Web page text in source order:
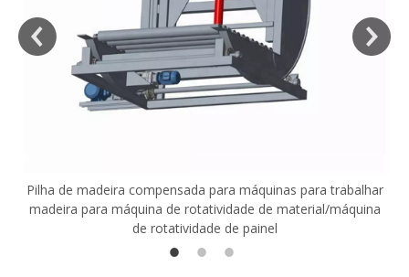
Pilha de madeira compensada para máquinas para trabalhar
madeira para máquina de rotatividade de material/máquina
de rotatividade de painel